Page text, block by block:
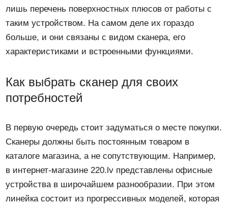
лишь перечень поверхностных плюсов от работы с
таким устройством. На самом деле их гораздо
больше, и они связаны с видом сканера, его
характеристиками и встроенными функциями.
Как выбрать сканер для своих
потребностей
В первую очередь стоит задуматься о месте покупки.
Сканеры должны быть постоянным товаром в
каталоге магазина, а не сопутствующим. Например,
в интернет-магазине 220.lv представлены офисные
устройства в широчайшем разнообразии. При этом
линейка состоит из прогрессивных моделей, которая